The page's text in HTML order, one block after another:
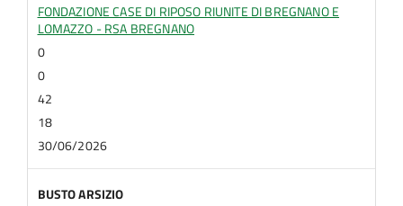
FONDAZIONE CASE DI RIPOSO RIUNITE DI BREGNANO E
LOMAZZO - RSA BREGNANO
0
0
42
18
30/06/2026
BUSTO ARSIZIO